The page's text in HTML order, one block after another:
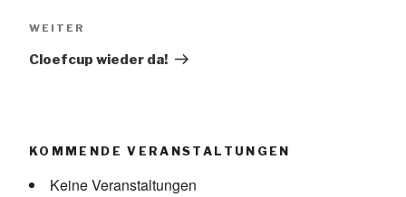
Nächster
WEITER
Cloefcup wieder da!
KOMMENDE VERANSTALTUNGEN
Keine Veranstaltungen